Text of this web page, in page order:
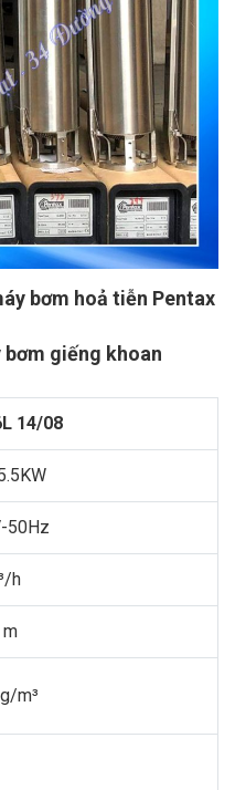
bơm hoả tiễn Pentax
giếng khoan
14/08
50Hz
h
m³